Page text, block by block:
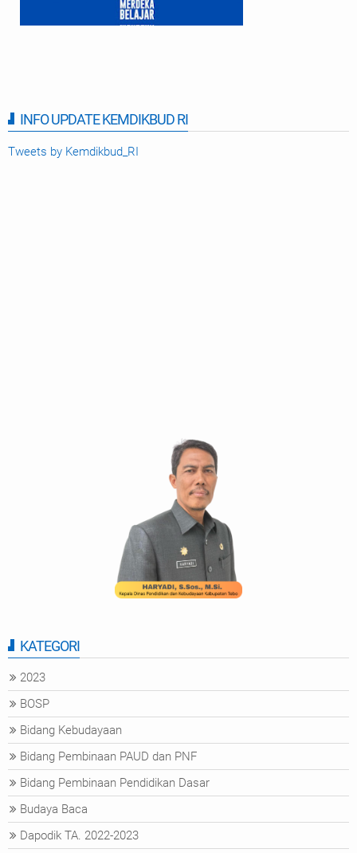
INFO UPDATE KEMDIKBUD RI
Tweets by Kemdikbud_RI
KATEGORI
2023
BOSP
Bidang Kebudayaan
Bidang Pembinaan PAUD dan PNF
Bidang Pembinaan Pendidikan Dasar
Budaya Baca
Dapodik TA. 2022-2023